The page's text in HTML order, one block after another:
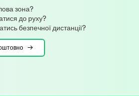
зона?
до руху?
безпечної дистанції?